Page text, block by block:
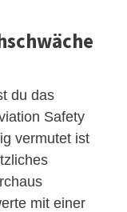
du das
Safety
vermutet ist
mit einer